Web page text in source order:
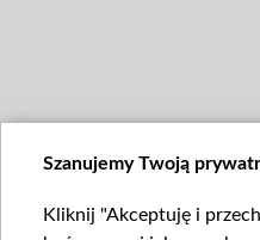
Szanujemy Twoją
Kliknij "Akceptuję i